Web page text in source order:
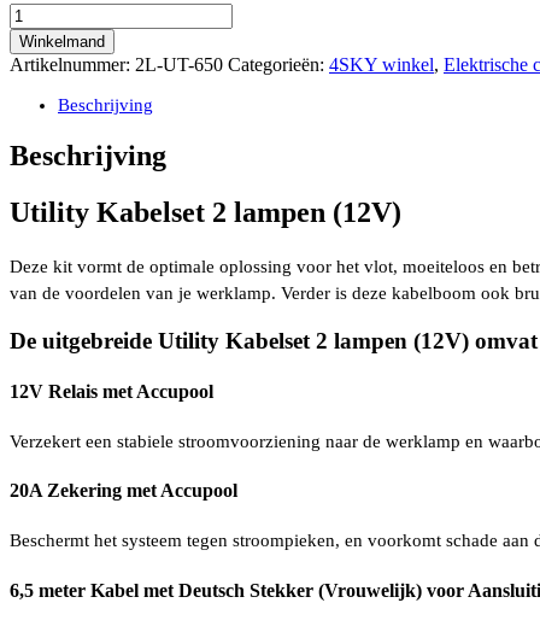
DT2
Utility
Kabelset
2
lampen
met
kabellengte
en
Deutsch
connector
Winkelmand
Artikelnummer: 2L-UT-650 Categorieën: 4SKY winkel, Elektrische
Beschrijving
Beschrijving
Utility Kabelset 2 lampen (12V)
Deze kit vormt de optimale oplossing voor het vlot, moeiteloos en
van de voordelen van je werklamp. Verder is deze kabelboom ook
De uitgebreide Utility Kabelset 2 lampen (12V) omvat
12V Relais met Accupool
Verzekert een stabiele stroomvoorziening naar de werklamp en
20A Zekering met Accupool
Beschermt het systeem tegen stroompieken, en voorkomt schade
6,5 meter Kabel met Deutsch Stekker (Vrouwelijk) voor